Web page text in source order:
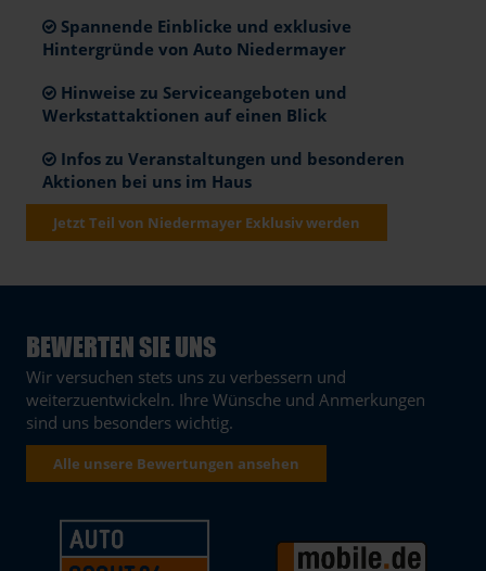
Spannende Einblicke und exklusive
Hintergründe von Auto Niedermayer
Hinweise zu Serviceangeboten und
Werkstattaktionen auf einen Blick
Infos zu Veranstaltungen und besonderen
Aktionen bei uns im Haus
Jetzt Teil von Niedermayer Exklusiv werden
BEWERTEN SIE UNS
Wir versuchen stets uns zu verbessern und
weiterzuentwickeln. Ihre Wünsche und Anmerkungen
sind uns besonders wichtig.
Alle unsere Bewertungen ansehen